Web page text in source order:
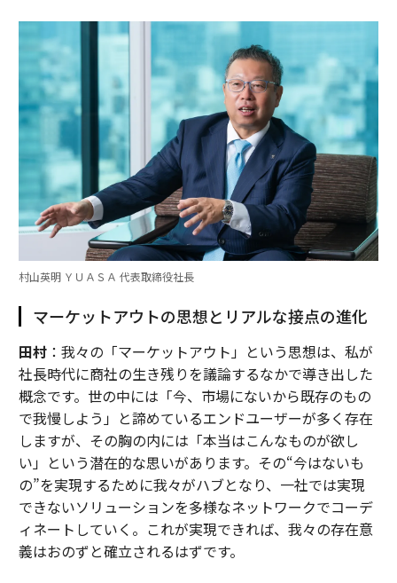
村山英明 ＹＵＡＳＡ 代表取締役社長
マーケットアウトの思想とリアルな接点の進化
田村：我々の「マーケットアウト」という思想は、私が
社長時代に商社の生き残りを議論するなかで導き出した
概念です。世の中には「今、市場にないから既存のもの
で我慢しよう」と諦めているエンドユーザーが多く存在
しますが、その胸の内には「本当はこんなものが欲し
い」という潜在的な思いがあります。その“今はないも
の”を実現するために我々がハブとなり、一社では実現
できないソリューションを多様なネットワークでコーデ
ィネートしていく。これが実現できれば、我々の存在意
義はおのずと確立されるはずです。